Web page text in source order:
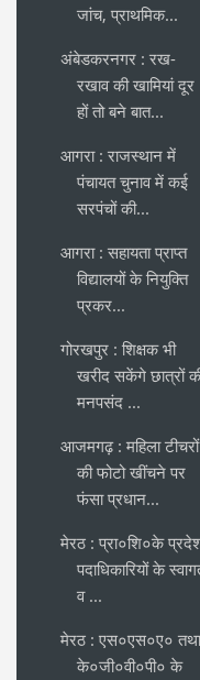
जांच, प्राथमिक...
अंबेडकरनगर : रख-
रखाव की खामियां दूर
हों तो बने बात...
आगरा : राजस्थान में
पंचायत चुनाव में कई
सरपंचों की...
आगरा : सहायता प्राप्त
विद्यालयों के नियुक्ति
प्रकर...
गोरखपुर : शिक्षक भी
खरीद सकेंगे छात्रों
मनपसंद ...
आजमगढ़ : महिला टीचरों
की फोटो खींचने पर
फंसा प्रधान...
मेरठ : प्रा०शि०के
पदाधिकारियों के
व ...
मेरठ : एस०एस०ए० तथा
के०जी०वी०पी० के